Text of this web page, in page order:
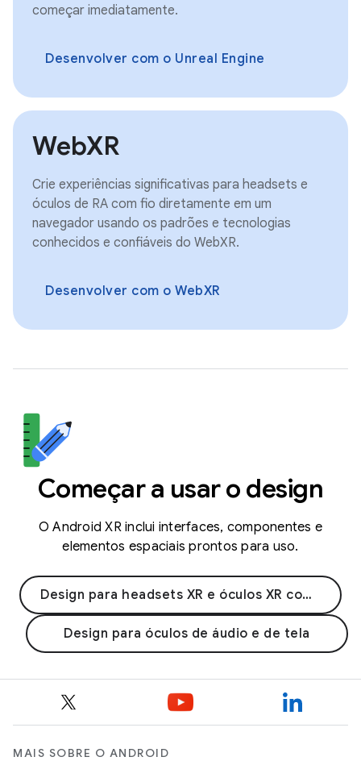
começar imediatamente.
Desenvolver com o Unreal Engine
WebXR
Crie experiências significativas para headsets e
óculos de RA com fio diretamente em um
navegador usando os padrões e tecnologias
conhecidos e confiáveis do WebXR.
Desenvolver com o WebXR
Começar a usar o design
O Android XR inclui interfaces, componentes e
elementos espaciais prontos para uso.
Design para headsets XR e óculos XR com fio
Design para óculos de áudio e de tela
MAIS SOBRE O ANDROID